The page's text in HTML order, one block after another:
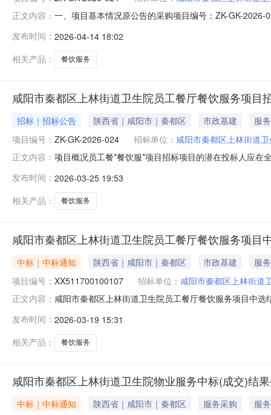
正文内容： 一、项目基本情况原公告的采购项目编号：ZK-GK-
1509:30:00，更正为：2026-04-2209:30:00。接采购人
发布时间： 2026-04-14 18:02
相关产品：
餐饮服务
咸阳市秦都区上林街道卫生院员工餐厅餐饮服务项目
招标｜招标公告 陕西省｜咸阳市｜秦都区 市政基建
服务
项目编号： ZK-GK-2026-024 招标单位： 咸阳市秦都区上林街道
正文内容： 项目概况员工餐*餐饮服*项目招标项目的潜在投标人应在
1(咸阳市秦都区上林街道卫生*员工餐*餐饮服*项目):合
发布时间： 2026-03-25 19:53
相关产品：
餐饮服务
咸阳市秦都区上林街道卫生院员工餐厅餐饮服务项目
中标｜中标通知 陕西省｜咸阳市｜秦都区 市政基建
服务
项目编号： XX511700100107 招标单位： 咸阳市秦都区上林街道
正文内容： 咸阳市秦都区上林街道卫生院员工餐厅餐饮服务项目中
委托单位咸阳市秦都区上林街道卫生院项目名称咸阳市
选机
发布时间： 2026-03-19 15:31
相关产品：
餐饮服务
咸阳市秦都区上林街道卫生院物业服务中标(成交)结
中标｜中标通知 陕西省｜咸阳市｜秦都区 服务采购
服务